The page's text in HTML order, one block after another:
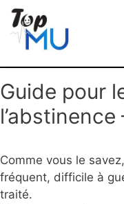
Guide pour
l’abstinence
Comme vous le
fréquent, difficile à
traité.